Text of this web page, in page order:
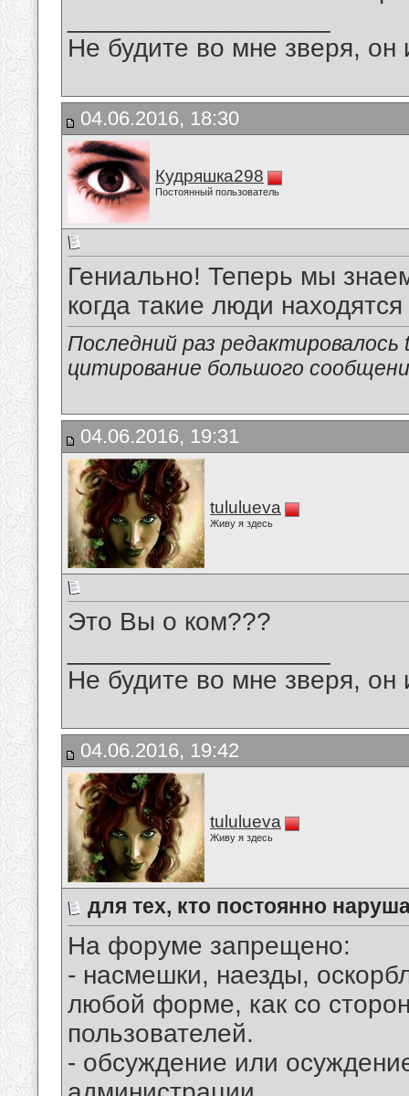
Не будите во мне зверя, он
04.06.2016, 18:30
Кудряшка298
Постоянный пользователь
Гениально! Теперь мы
когда такие люди
Последний раз
цитирование большого
04.06.2016, 19:31
tululueva
Живу я здесь
Это Вы о ком???
Не будите во мне зверя, он
04.06.2016, 19:42
tululueva
Живу я здесь
для тех, кто постоянно
На форуме запрещено:
- насмешки, наезды,
любой форме, как со
пользователей.
- обсуждение или